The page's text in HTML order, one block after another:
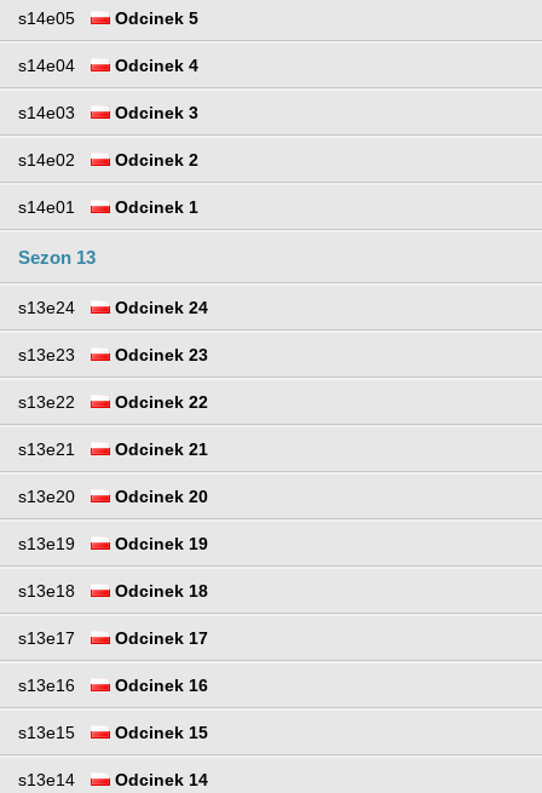
s14e05 Odcinek 5
s14e04 Odcinek 4
s14e03 Odcinek 3
s14e02 Odcinek 2
s14e01 Odcinek 1
Sezon 13
s13e24 Odcinek 24
s13e23 Odcinek 23
s13e22 Odcinek 22
s13e21 Odcinek 21
s13e20 Odcinek 20
s13e19 Odcinek 19
s13e18 Odcinek 18
s13e17 Odcinek 17
s13e16 Odcinek 16
s13e15 Odcinek 15
s13e14 Odcinek 14